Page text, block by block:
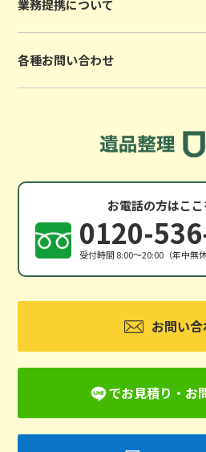
業務提携について
各種お問い合わせ
お電話の方はこ
0120-
受付時間 8:00〜20:00（年中無休
お問い
でお見積り・お